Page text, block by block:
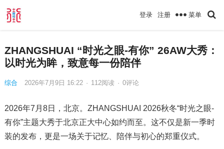
登录 注册 菜单
ZHANGSHUAI “时光之眼-有你” 26AW大秀：
以时光为眸，致意每一份陪伴
综合 2026年7月9日 16:22 · 112阅读 · 0评论
2026年7月8日，北京。ZHANGSHUAI 2026秋冬“时光之眼-
有你”主题大秀于北京正大中心如约而至。这不仅是新一季时
装的发布，更是一场关于记忆、陪伴与初心的郑重仪式。